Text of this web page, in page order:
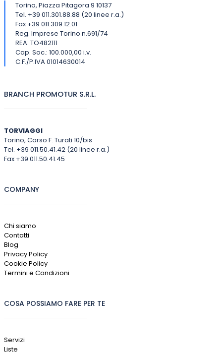
Torino, Piazza Pitagora 9 10137
Tel. +39 011.301.88.88 (20 linee r.a.)
Fax +39 011.309.12.01
Reg. Imprese Torino n.691/74
REA: TO482111
Cap. Soc.: 100.000,00 i.v.
C.F./P.IVA 01014630014
BRANCH PROMOTUR S.R.L.
TORVIAGGI
Torino, Corso F. Turati 10/bis
Tel. +39 011.50.41.42 (20 linee r.a.)
Fax +39 011.50.41.45
COMPANY
Chi siamo
Contatti
Blog
Privacy Policy
Cookie Policy
Termini e Condizioni
COSA POSSIAMO FARE PER TE
Servizi
Liste